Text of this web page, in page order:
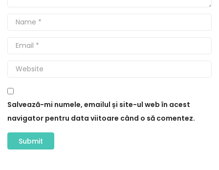
Salvează-mi numele, emailul și site-ul web în acest
navigator pentru data viitoare când o să comentez.